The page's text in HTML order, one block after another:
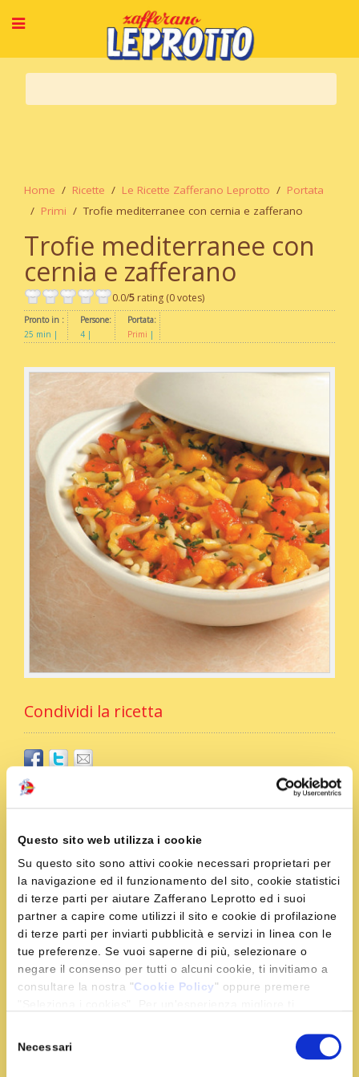
Questo sito web utilizza i cookie
Su questo sito sono attivi cookie necessari proprietari per
la navigazione ed il funzionamento del sito, cookie statistici
di terze parti per aiutare Zafferano Leprotto ed i suoi
partner a capire come utilizzi il sito e cookie di profilazione
di terze parti per inviarti pubblicità e servizi in linea con le
tue preferenze. Se vuoi saperne di più, selezionare o
negare il consenso per tutti o alcuni cookie, ti invitiamo a
consultare la nostra "Cookie Policy" oppure premere
delNecessari
Home Ricette Le Ricette Zafferano Leprotto
Portata
Primi
Trofie mediterranee con cernia e zafferano
Trofie mediterranee con
cernia e zafferano
0.0/5 rating (0 votes)
Pronto in :
25 min
Persone:
4
Portata:
Primi
Condividi la ricetta
Ingredienti
320 g. di trofie fresche
400 g. di pomodori da sugo
300 g. di filetti di cernia
100 g. di farina
1 bicchiere di vino bianco secco
1 bustina di zafferano
1 mazzetto di prezzemolo
1 spicchio di aglio